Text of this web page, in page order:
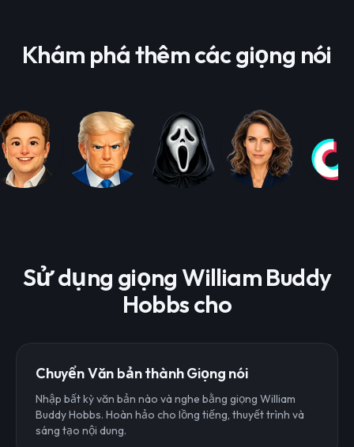
Khám phá thêm các giọng nói
Sử dụng giọng William Buddy
Hobbs cho
Chuyển Văn bản thành Giọng nói
Nhập bất kỳ văn bản nào và nghe bằng giọng William
Buddy Hobbs. Hoàn hảo cho lồng tiếng, thuyết trình và
sáng tạo nội dung.